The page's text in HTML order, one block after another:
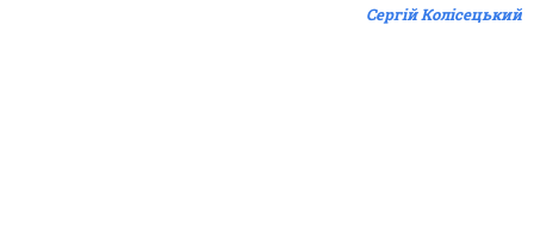
Сергій Колісецький